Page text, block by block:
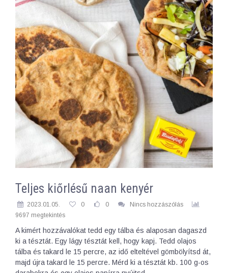
Teljes kiőrlésű naan kenyér
2023.01.05. 0 0
Nincs hozzászólás
9697 megtekintés
A kimért hozzávalókat tedd egy tálba és alaposan dagaszd
ki a tésztát. Egy lágy tésztát kell, hogy kapj. Tedd olajos
tálba és takard le 15 percre, az idő elteltével gömbölyítsd át,
majd újra takard le 15 percre. Mérd ki a tésztát kb. 100 g-os